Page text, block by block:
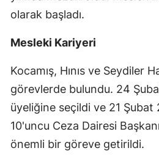
olarak başladı.
Mesleki Kariyeri
Kocamış, Hınıs ve Seydiler
görevlerde bulundu. 24
üyeliğine seçildi ve 21 Şubat
10'uncu Ceza Dairesi
önemli bir göreve getirildi.